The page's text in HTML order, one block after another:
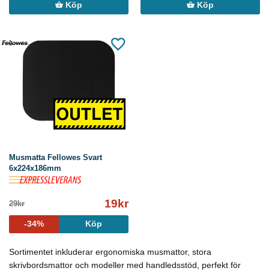
Köp Köp
Musmatta Fellowes Svart
6x224x186mm
29kr 19kr
-34% Köp
Sortimentet inkluderar ergonomiska musmattor, stora
skrivbordsmattor och modeller med handledsstöd, perfekt för